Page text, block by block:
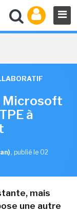
Microsoft
à
, publié le 02
mais
une autre